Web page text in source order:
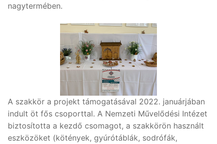
nagytermében.
A szakkör a projekt támogatásával 2022. januárjában
indult öt fős csoporttal. A Nemzeti Művelődési Intézet
biztosította a kezdő csomagot, a szakkörön használt
eszközöket (kötények, gyúrótáblák, sodrófák,